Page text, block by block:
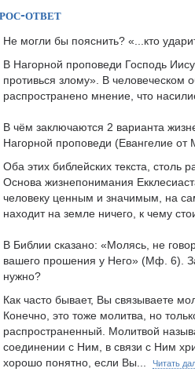
ответ
Не могли бы пояснить? «...кто
В Нагорной проповеди Господь
противься злому». В человеческом
распространено мнение, что
В чём заключаются 2 варианта
Нагорной проповеди (Евангелие
Оба этих библейских текста, столь
Основа жизнепонимания
человеку ценным и значимым, на
находит на земле ничего, к чему
В Библии сказано: «Молясь, не
вашего прошения у Него» (Мф. 6).
нужно?
Как часто бывает, Вы связываете
Конечно, это тоже молитва, но
распространенный. Молитвой
соединении с Ним, в связи с Ним
хорошо понятно, если Вы...
Читать